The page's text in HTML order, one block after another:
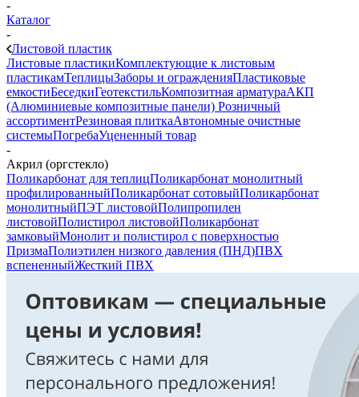
-
Каталог
-
Листовой пластик
Листовые пластикиКомплектующие к листовым
пластикамТеплицыЗаборы и огражденияПластиковые
емкостиБеседкиГеотекстильКомпозитная арматураАКП
(Алюминиевые композитные панели) Розничный
ассортиментРезиновая плиткаАвтономные очистные
системыПогребаУцененный товар
-
Акрил (оргстекло)
Поликарбонат для теплицПоликарбонат монолитный
профилированныйПоликарбонат сотовыйПоликарбонат
монолитныйПЭТ листовойПолипропилен
листовойПолистирол листовойПоликарбонат
замковыйМонолит и полистирол с поверхностью
ПризмаПолиэтилен низкого давления (ПНД)ПВХ
вспененныйЖесткий ПВХ